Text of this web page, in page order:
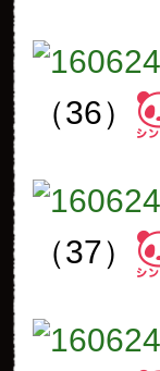
（36）
（37）